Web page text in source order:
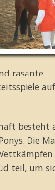
rasante
besteht
Die
teil, um